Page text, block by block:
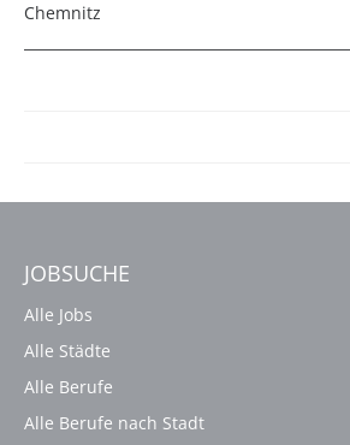
Chemnitz
JOBSUCHE
Alle Jobs
Alle Städte
Alle Berufe
Alle Berufe nach Stadt